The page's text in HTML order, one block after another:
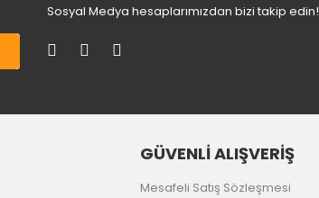
Sosyal Medya hesaplarımızdan bizi takip edin!
GÜVENLİ ALIŞVERİŞ
Mesafeli Satış Sözleşmesi